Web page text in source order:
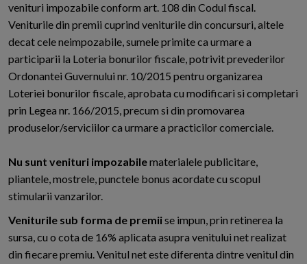
venituri impozabile conform art. 108 din Codul fiscal.
Veniturile din premii cuprind veniturile din concursuri, altele
decat cele neimpozabile, sumele primite ca urmare a
participarii la Loteria bonurilor fiscale, potrivit prevederilor
Ordonantei Guvernului nr. 10/2015 pentru organizarea
Loteriei bonurilor fiscale, aprobata cu modificari si completari
prin Legea nr. 166/2015, precum si din promovarea
produselor/serviciilor ca urmare a practicilor comerciale.
Nu sunt venituri impozabilematerialele publicitare,
pliantele, mostrele, punctele bonus acordate cu scopul
stimularii vanzarilor.
Veniturile sub forma de premiise impun, prin retinerea la
sursa, cu o cota de 16% aplicata asupra venitului net realizat
din fiecare premiu. Venitul net este diferenta dintre venitul din